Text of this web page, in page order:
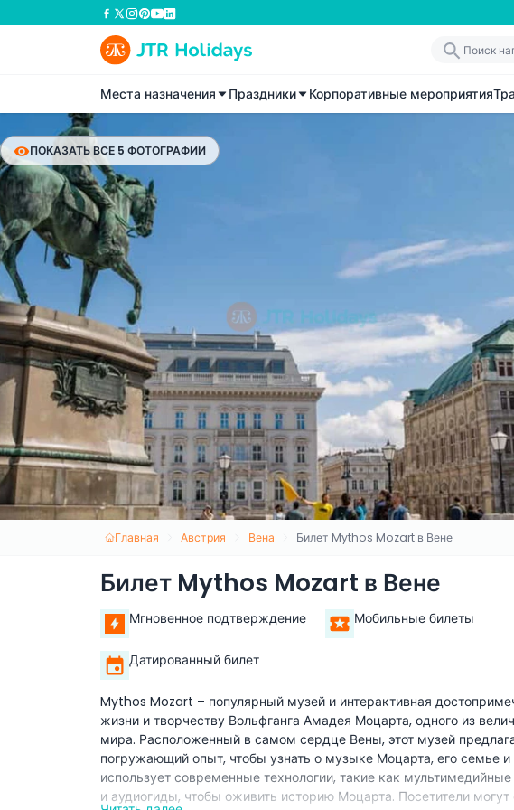
Места назначения Праздники Корпоративные мероприятия
ПОКАЗАТЬ ВСЕ 5 ФОТОГРАФИИ
Главная Австрия Вена Билет Mythos Mozart в Вене
Билет Mythos Mozart в Вене
Мгновенное подтверждение Мобильные билеты
Датированный билет
Mythos Mozart – популярный музей и интерактивная
жизни и творчеству Вольфганга Амадея Моцарта, одного из
мира. Расположенный в самом сердце Вены, этот музей
погружающий опыт, чтобы узнать о музыке Моцарта, его семье
использует современные технологии, такие как
и аудиогиды, чтобы оживить историю Моцарта. Посетители